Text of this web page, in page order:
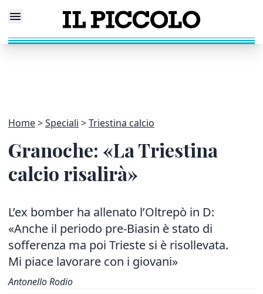
Home Speciali Triestina calcio
Granoche: «La Triestina
calcio risalirà»
L’ex bomber ha allenato l’Oltrepò in D:
«Anche il periodo pre-Biasin è stato di
sofferenza ma poi Trieste si è risollevata.
Mi piace lavorare con i giovani»
Antonello Rodio